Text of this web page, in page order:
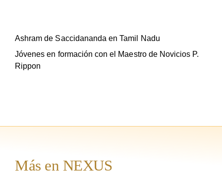
Ashram de Saccidananda en Tamil Nadu
Jóvenes en formación con el Maestro de Novicios P.
Rippon
Más en NEXUS